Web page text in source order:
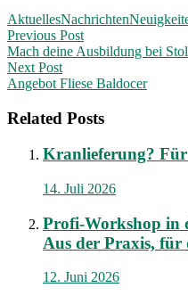
AktuellesNachrichten
Post
navigation
Previous Post
Mach deine Ausbildung bei
Next Post
Angebot Fliese Baldocer
Related Posts
Kranlieferung?
14. Juli 2026
Profi-Workshop in
Aus der Praxis, für
12. Juni 2026